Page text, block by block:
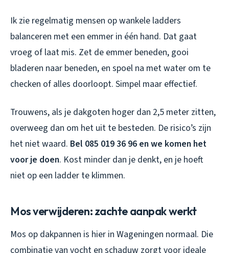
Ik zie regelmatig mensen op wankele ladders
balanceren met een emmer in één hand. Dat gaat
vroeg of laat mis. Zet de emmer beneden, gooi
bladeren naar beneden, en spoel na met water om te
checken of alles doorloopt. Simpel maar effectief.
Trouwens, als je dakgoten hoger dan 2,5 meter zitten,
overweeg dan om het uit te besteden. De risico’s zijn
het niet waard. Bel 085 019 36 96 en we komen het
voor je doen. Kost minder dan je denkt, en je hoeft
niet op een ladder te klimmen.
Mos verwijderen: zachte aanpak werkt
Mos op dakpannen is hier in Wageningen normaal. Die
combinatie van vocht en schaduw zorgt voor ideale